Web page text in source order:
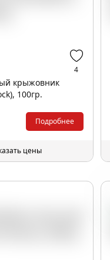
4
крыжовник
100гр.
Подробнее
цены